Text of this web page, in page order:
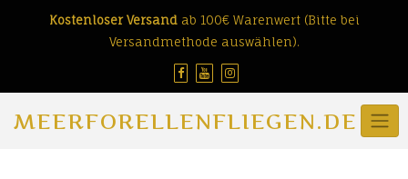
Kostenloser Versandab 100€ Warenwert (Bitte bei
Versandmethode auswählen).
MEERFORELLENFLIEGEN.DE